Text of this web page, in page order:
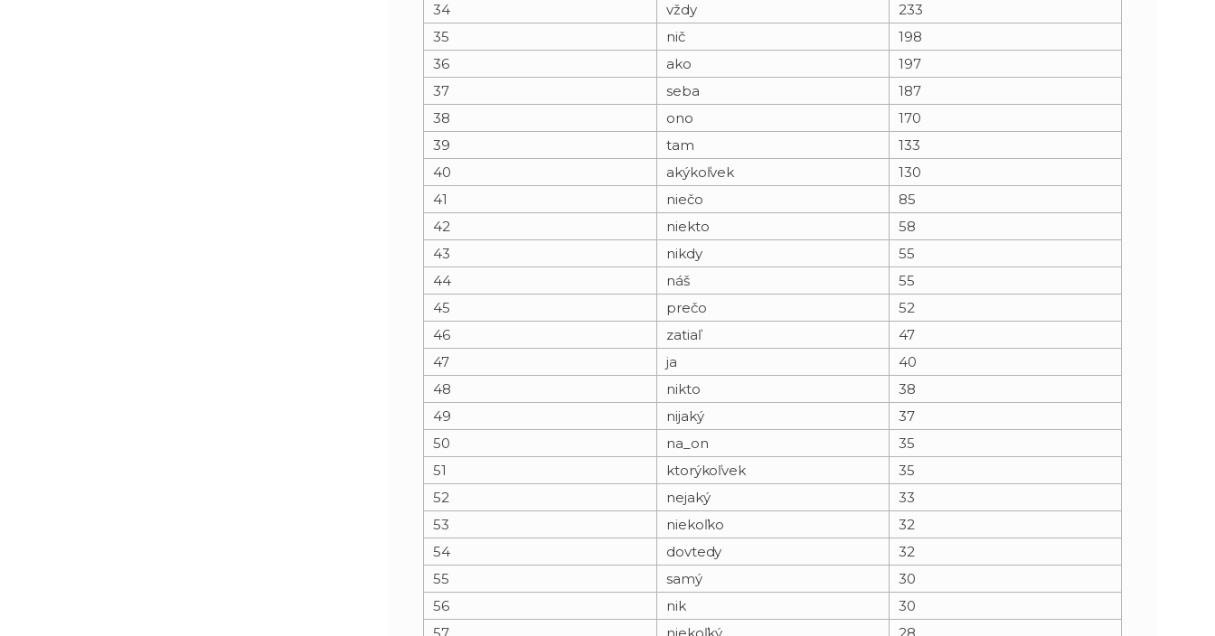
34
vždy
233
35
nič
198
36
ako
197
37
seba
187
38
ono
170
39
tam
133
40
akýkoľvek
130
41
niečo
85
42
niekto
58
43
nikdy
55
44
náš
55
45
prečo
52
46
zatiaľ
47
47
ja
40
48
nikto
38
49
nijaký
37
50
na_on
35
51
ktorýkoľvek
35
52
nejaký
33
53
niekoľko
32
54
dovtedy
32
55
samý
30
56
nik
30